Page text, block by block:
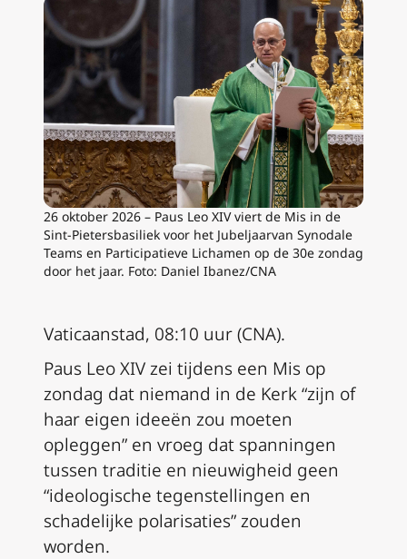
26 oktober 2026 – Paus Leo XIV viert de Mis in de
Sint-Pietersbasiliek voor het Jubeljaarvan Synodale
Teams en Participatieve Lichamen op de 30e zondag
door het jaar. Foto: Daniel Ibanez/CNA
Vaticaanstad, 08:10 uur (CNA).
Paus Leo XIV zei tijdens een Mis op
zondag dat niemand in de Kerk “zijn of
haar eigen ideeën zou moeten
opleggen” en vroeg dat spanningen
tussen traditie en nieuwigheid geen
“ideologische tegenstellingen en
schadelijke polarisaties” zouden
worden.